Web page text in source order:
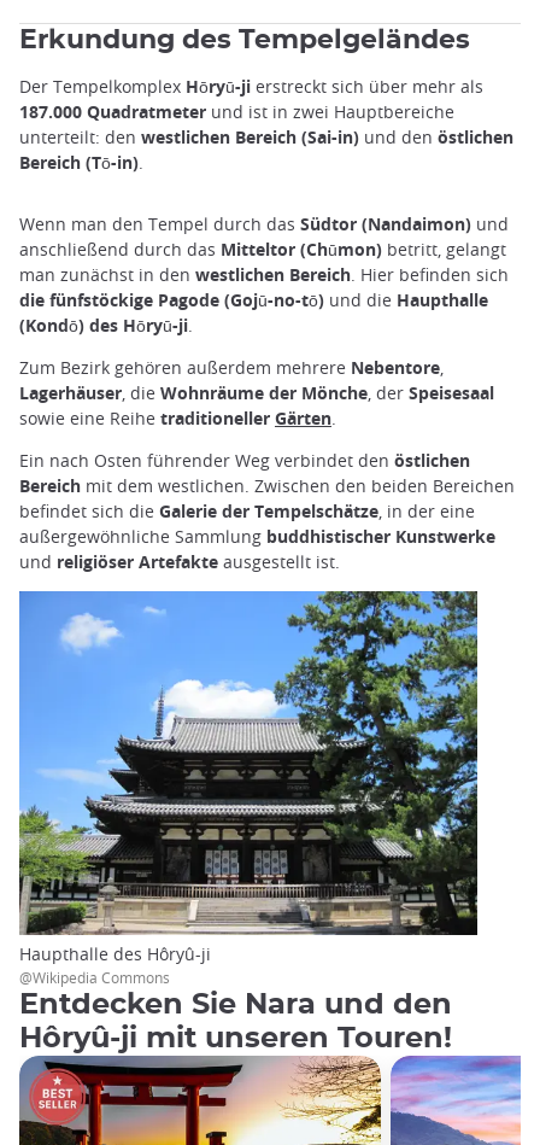
Erkundung des Tempelgeländes
Der Tempelkomplex Hōryū-ji erstreckt sich über mehr als
187.000 Quadratmeter und ist in zwei Hauptbereiche
unterteilt: den westlichen Bereich (Sai-in) und den östlichen
Bereich (Tō-in).
Wenn man den Tempel durch das Südtor (Nandaimon) und
anschließend durch das Mitteltor (Chūmon) betritt, gelangt
man zunächst in den westlichen Bereich . Hier befinden sich
die fünfstöckige Pagode (Gojū-no-tō) und die Haupthalle
(Kondō) des Hōryū-ji
Zum Bezirk gehören außerdem mehrere Nebentore
Lagerhäuser , die Wohnräume der Mönche , der Speisesaal
sowie eine Reihe traditioneller Gärten
Ein nach Osten führender Weg verbindet den östlichen
Bereich mit dem westlichen. Zwischen den beiden Bereichen
befindet sich die Galerie der Tempelschätze, in der eine
außergewöhnliche Sammlung buddhistischer Kunstwerke
und religiöser Artefakte ausgestellt ist.
Haupthalle des Hôryû-ji
@Wikipedia Commons
Entdecken Sie Nara und den
Hôryû-ji mit unseren Touren!